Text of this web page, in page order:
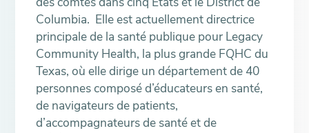
Columbia. Elle est actuellement directrice
principale de la santé publique pour Legacy
Community Health, la plus grande FQHC du
Texas, où elle dirige un département de 40
personnes composé d’éducateurs en santé,
de navigateurs de patients,
d’accompagnateurs de santé et de